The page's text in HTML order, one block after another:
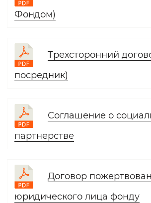
Фондом)
Трехсторонний
посредник)
Соглашение о
партнерстве
Договор
юридического лица фонду